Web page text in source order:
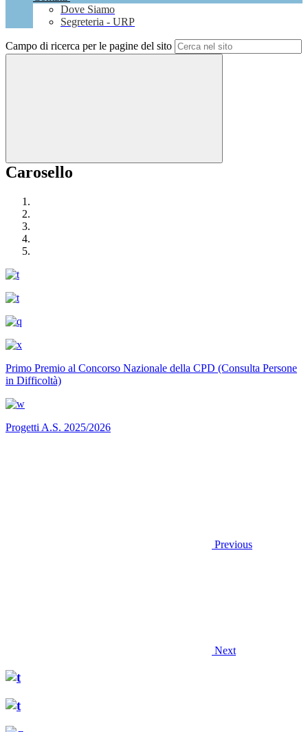
Dove Siamo
Segreteria - URP
Campo di ricerca per le pagine del sito
Carosello
Primo Premio al Concorso Nazionale della CPD (Consulta Persone
in Difficoltà)
Progetti A.S. 2025/2026
Previous
Next